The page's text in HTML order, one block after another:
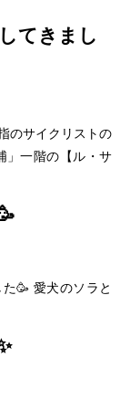
てきまし
のサイクリストの
」一階の【ル・サ
🥳 愛犬のソラと